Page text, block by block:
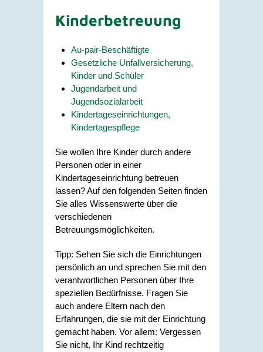
Kinderbetreuung
Au-pair-Beschäftigte
Gesetzliche Unfallversicherung,
Kinder und Schüler
Jugendarbeit und
Jugendsozialarbeit
Kindertageseinrichtungen,
Kindertagespflege
Sie wollen Ihre Kinder durch andere
Personen oder in einer
Kindertageseinrichtung betreuen
lassen? Auf den folgenden Seiten finden
Sie alles Wissenswerte über die
verschiedenen
Betreuungsmöglichkeiten.
Tipp: Sehen Sie sich die Einrichtungen
persönlich an und sprechen Sie mit den
verantwortlichen Personen über Ihre
speziellen Bedürfnisse. Fragen Sie
auch andere Eltern nach den
Erfahrungen, die sie mit der Einrichtung
gemacht haben. Vor allem: Vergessen
Sie nicht, Ihr Kind rechtzeitig